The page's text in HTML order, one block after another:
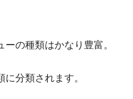
の種類はかなり豊富。
分類されます。